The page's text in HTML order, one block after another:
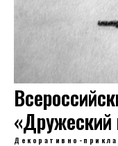
Декоративно-